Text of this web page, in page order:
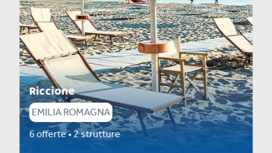
Cesenatico
EMILIA ROMAGNA
16 offerte • 7 strutture